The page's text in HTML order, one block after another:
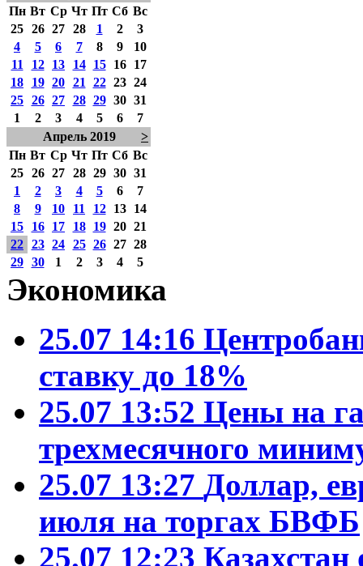
Пн Вт Ср Чт Пт Сб Вс
25 26 27 28 1 2
3
4
5 6 7 8 9
10
11
12 13 14 15 16
17
18
19 20 21 22 23 24
25 26 27 28 29 30 31
1
2 3 4 5 6
7
Апрель 2019
>
Пн Вт Ср Чт Пт Сб Вс
25 26 27 28 29 30 31
1
2 3 4 5 6
7
8
9 10 11 12 13
14
15
16 17 18 19 20 21
22 23 24 25 26 27 28
29 30 1 2 3 4 5
Экономика
25.07 14:16
ставку до 18%
25.07 13:52 Цены на
трехмесячного
25.07 13:27 Доллар,
июля на торгах БВФБ
25.07 12:23 Казахстан